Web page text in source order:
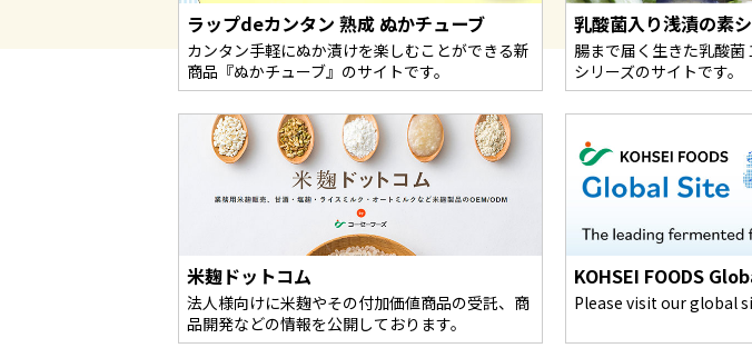
ラップdeカンタン 熟成 ぬかチューブ
カンタン手軽にぬか漬けを楽しむことができる新
商品『ぬかチューブ』のサイトです。
乳酸菌入り浅漬の素
腸まで届く生きた乳酸
シリーズのサイトです。
米麹ドットコム
法人様向けに米麹やその付加価値商品の受託、商
品開発などの情報を公開しております。
KOHSEI FOODS
Please visit our global